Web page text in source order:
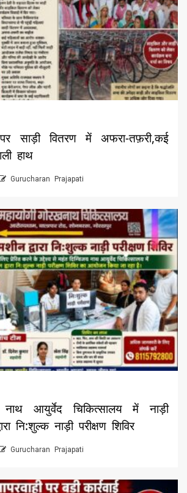
साड़ी वितरण में अफरा-तफ़री,कई
हाथ
Gurucharan Prajapati
नाथ आयुर्वेद चिकित्सालय में नाड़ी
नि:शुल्क नाड़ी परीक्षण शिविर
Gurucharan Prajapati